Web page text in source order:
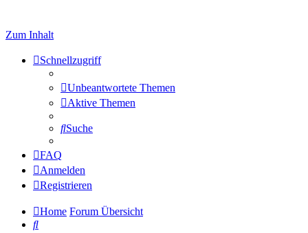
Zum Inhalt
Schnellzugriff
Unbeantwortete Themen
Aktive Themen
Suche
FAQ
Anmelden
Registrieren
Home Forum Übersicht
Suche